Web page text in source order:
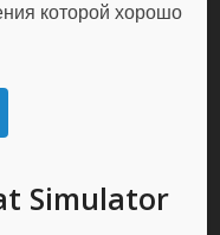
которой хорошо
Simulator